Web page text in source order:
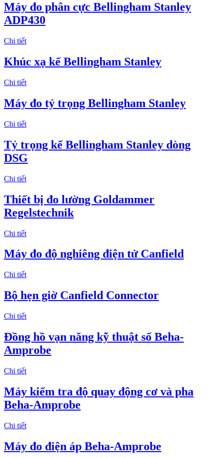
Máy đo phân cực Bellingham Stanley
ADP430
Chi tiết
Khúc xạ kế Bellingham Stanley
Chi tiết
Máy đo tỷ trọng Bellingham Stanley
Chi tiết
Tỷ trọng kế Bellingham Stanley dòng
DSG
Chi tiết
Thiết bị đo lường Goldammer
Regelstechnik
Chi tiết
Máy đo độ nghiêng điện tử Canfield
Chi tiết
Bộ hẹn giờ Canfield Connector
Chi tiết
Đồng hồ vạn năng kỹ thuật số Beha-
Amprobe
Chi tiết
Máy kiểm tra độ quay động cơ và pha
Beha-Amprobe
Chi tiết
Máy đo điện áp Beha-Amprobe